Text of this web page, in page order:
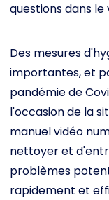
questions dans le
Des mesures
importantes, et
pandémie de
l'occasion de la
manuel vidéo
nettoyer et
problèmes
rapidement et